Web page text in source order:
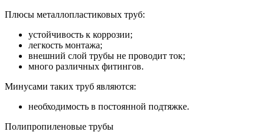
Плюсы металлопластиковых труб:
устойчивость к коррозии;
легкость монтажа;
внешний слой трубы не проводит ток;
много различных фитингов.
Минусами таких труб являются:
необходимость в постоянной подтяжке.
Полипропиленовые трубы